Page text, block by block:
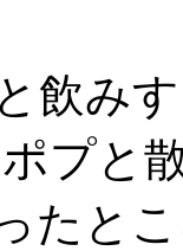
飲み
プと
たと